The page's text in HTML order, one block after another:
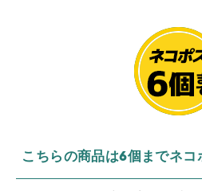
こちらの商品は6個までネコ